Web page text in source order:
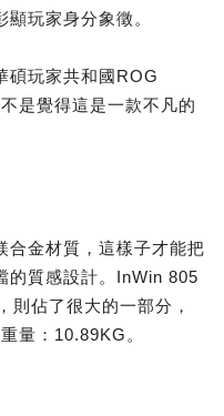
玩家身分象徵。
碩玩家共和國ROG
是覺得這是一款不凡的
合金材質，這樣子才能把
的質感設計。InWin 805
佔了很大的一部分，
量：10.89KG。